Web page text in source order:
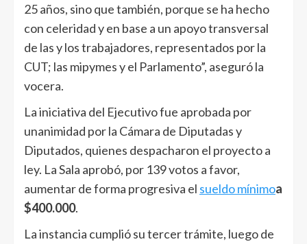
25 años, sino que también, porque se ha hecho
con celeridad y en base a un apoyo transversal
de las y los trabajadores, representados por la
CUT; las mipymes y el Parlamento”, aseguró la
vocera.
La iniciativa del Ejecutivo fue aprobada por
unanimidad por la Cámara de Diputadas y
Diputados, quienes despacharon el proyecto a
ley. La Sala aprobó, por 139 votos a favor,
aumentar de forma progresiva el sueldo mínimoa
$400.000.
La instancia cumplió su tercer trámite, luego de